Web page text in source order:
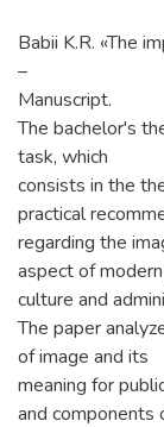
Babii K.R. «The
–
Manuscript.
The bachelor's
task, which
consists in the
practical
regarding the
aspect of
culture and
The paper
of image and its
meaning for
and components